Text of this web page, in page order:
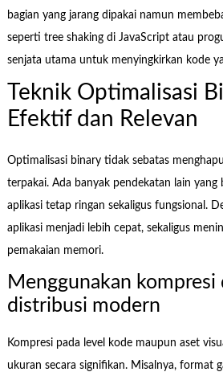
bagian yang jarang dipakai namun
seperti tree shaking di JavaScript atau
senjata utama untuk menyingkirkan kode
Teknik Optimalisasi
Efektif dan Relevan
Optimalisasi binary tidak sebatas
terpakai. Ada banyak pendekatan lain yang
aplikasi tetap ringan sekaligus fungsional.
aplikasi menjadi lebih cepat, sekaligus
pemakaian memori.
Menggunakan
distribusi modern
Kompresi pada level kode maupun aset
ukuran secara signifikan. Misalnya, format